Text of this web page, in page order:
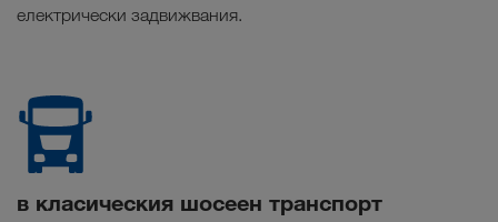
електрически задвижвания.
в класическия шосеен транспорт